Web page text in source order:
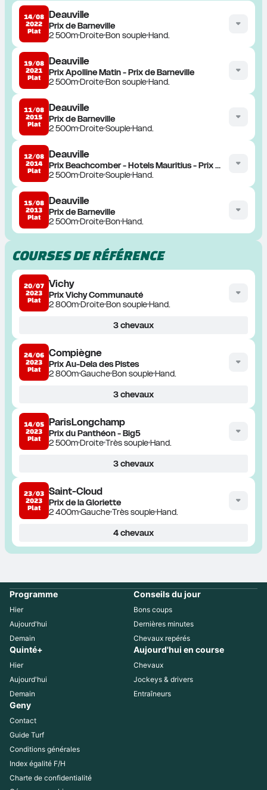
14/08
2022
Plat
Deauville
Prix de Barneville
2 500mDroiteBon soupleHand.
19/08
2021
Plat
Deauville
Prix Apolline Matin - Prix de Barneville
2 500mDroiteBon soupleHand.
11/08
2015
Plat
Deauville
Prix de Barneville
2 500mDroiteSoupleHand.
12/08
2014
Plat
Deauville
Prix Beachcomber - Hotels Mauritius - Prix de Barneville
2 500mDroiteSoupleHand.
15/08
2013
Plat
Deauville
Prix de Barneville
2 500mDroiteBon Hand.
COURSES DE RÉFÉRENCE
20/07
2023
Plat
Vichy
Prix Vichy Communauté
2 800mDroiteBon soupleHand.
3chevaux
24/06
2023
Plat
Compiègne
Prix Au-Dela des Pistes
2 800mGaucheBon soupleHand.
3chevaux
14/05
2023
Plat
ParisLongchamp
Prix du Panthéon - Big5
2 500mDroiteTrès soupleHand.
3chevaux
23/03
2023
Plat
Saint-Cloud
Prix de la Gloriette
2 400mGaucheTrès soupleHand.
4chevaux
Programme
Hier
Aujourd'hui
Demain
Conseils du jour
Bons coups
Dernières minutes
Chevaux repérés
Quinté+
Hier
Aujourd'hui
Demain
Aujourd'hui en course
Chevaux
Jockeys & drivers
Entraîneurs
Geny
Contact
Guide Turf
Conditions générales
Index égalité F/H
Charte de confidentialité